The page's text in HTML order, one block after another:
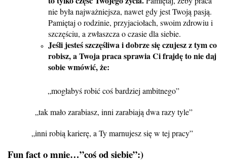
nie była najważniejsza, nawet gdy jest Twoją pasją.
Pamiętaj o rodzinie, przyjaciołach, swoim zdrowiu i
szczęściu, a zwłaszcza o czasie dla siebie.
Jeśli jesteś szczęśliwa i dobrze się czujesz z tym co
robisz, a Twoja praca sprawia Ci frajdę to nie daj
sobie wmówić, że:
„mogłabyś robić coś bardziej ambitnego”
„tak mało zarabiasz, inni zarabiają dwa razy tyle”
„inni robią karierę, a Ty marnujesz się w tej pracy”
Fun fact o mnie…”coś od siebie”:)